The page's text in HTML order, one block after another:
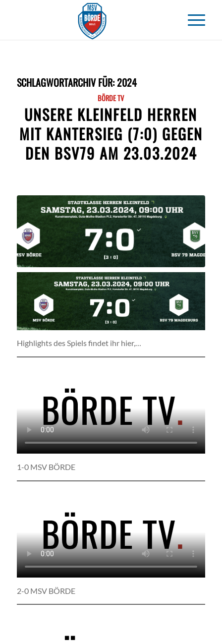
SCHLAGWORTARCHIV FÜR:2024
BÖRDE TV
UNSERE KLEINFELD HERREN
MIT KANTERSIEG (7:0) GEGEN
DEN BSV79 AM 23.03.2024
Highlights des Spiels findet ihr hier,…
1-0 MSV BÖRDE
2-0 MSV BÖRDE